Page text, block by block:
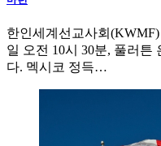
한인세계선교사회
일 오전 10시 30분, 풀러튼
다. 멕시코 정득…